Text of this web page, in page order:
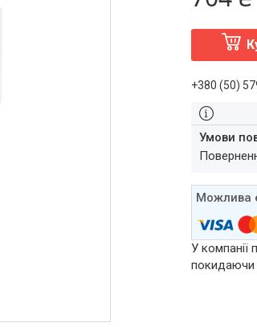
+380 (50)
У компанії
покидаючи